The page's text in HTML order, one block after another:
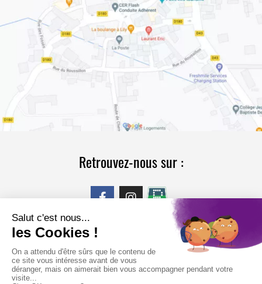
Retrouvez-nous sur :